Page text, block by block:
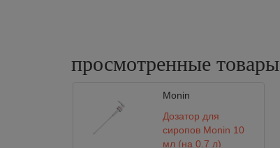
просмотренные товары
Monin
Дозатор для
сиропов Monin 10
мл (на 0.7 л)